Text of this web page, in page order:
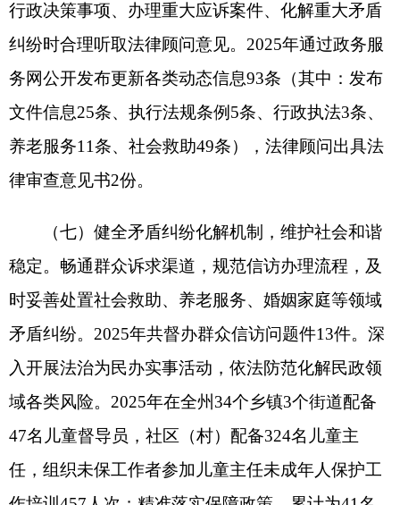
次，心理咨询服务420人次；通过走访、入户慰问
等方式，引导各族干部群众自觉抵御宗教极端思想
询22余人，开展司法救助10余次；党组书记带头深
入基层开展“去极端化，学国通语，铸牢中华民族共
同体意识”大宣讲12次，切实维护群众合法权益和社
会大局稳定。
对照法治政府建设标准和新时代民政工作要
求，我局法治建设工作仍存在短板不足：一是部分
解决问题、推动工作的主动性不足，存在重业务、
轻法治的倾向。二是行政决策、规范性文件管理等
制度落实不够精细，部分环节流程不够规范，制度
刚性约束作用发挥不充分。三是民政领域行政执法
力量薄弱，执法人员专业能力参差不齐，执法规范